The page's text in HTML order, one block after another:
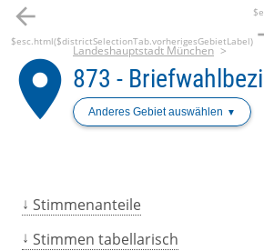
arrow_back
$esc.html($districtSelectionTab.vorherigesGebietLabel)
place
Landeshauptstadt München
873 -
Anderes Gebiet auswählen
Stimmenanteile
Stimmen tabellarisch